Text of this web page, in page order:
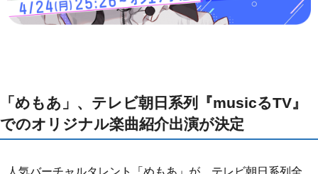
「めもあ」、テレビ朝日系列『musicるTV』
でのオリジナル楽曲紹介出演が決定
人気バーチャルタレント「めもあ」が、テレビ朝日系列全